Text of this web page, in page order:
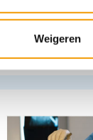
Weigeren
In winkelwagen
Leverbaar